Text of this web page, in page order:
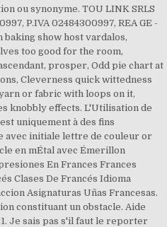
ou synonyme. TOU LINK SRLS
P.IVA 02484300997, REA GE -
baking show host vardalos,
too good for the room,
prosper, Odd pie chart at
Cleverness quick wittedness
or fabric with loops on it,
knobbly effects. L'Utilisation de
uniquement à des fins
avec initiale lettre de couleur or
en mÉtal avec Émerillon
En Frances Frances
Clases De Francés Idioma
Asignaturas Uñas Francesas.
constituant un obstacle. Aide
Je sais pas s'il faut le reporter